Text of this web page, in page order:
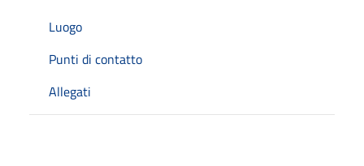
Luogo
Punti di contatto
Allegati